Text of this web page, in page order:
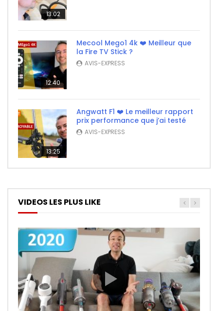
13:02
12:40
Mecool Mego1 4k ❤️ Meilleur que
la Fire TV Stick ?
AVIS-EXPRESS
13:25
Angwatt F1 ❤️ Le meilleur rapport
prix performance que j’ai testé
AVIS-EXPRESS
VIDEOS LES PLUS LIKE